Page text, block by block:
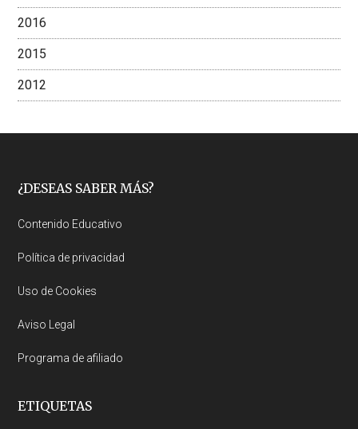
2016
2015
2012
Footer
¿DESEAS SABER MÁS?
Contenido Educativo
Política de privacidad
Uso de Cookies
Aviso Legal
Programa de afiliado
ETIQUETAS